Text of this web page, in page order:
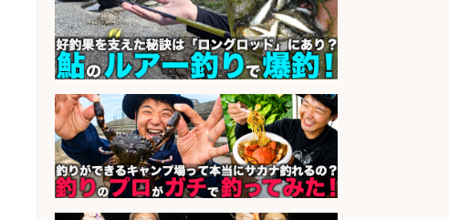
業10時間/経験者歓迎
会社名 広松久水産株式会社
sponsored by 求人ボックス
釣り具などの出荷作業～～/工場/製
造
会社名 UTグループ株式会社
sponsored by 求人ボックス